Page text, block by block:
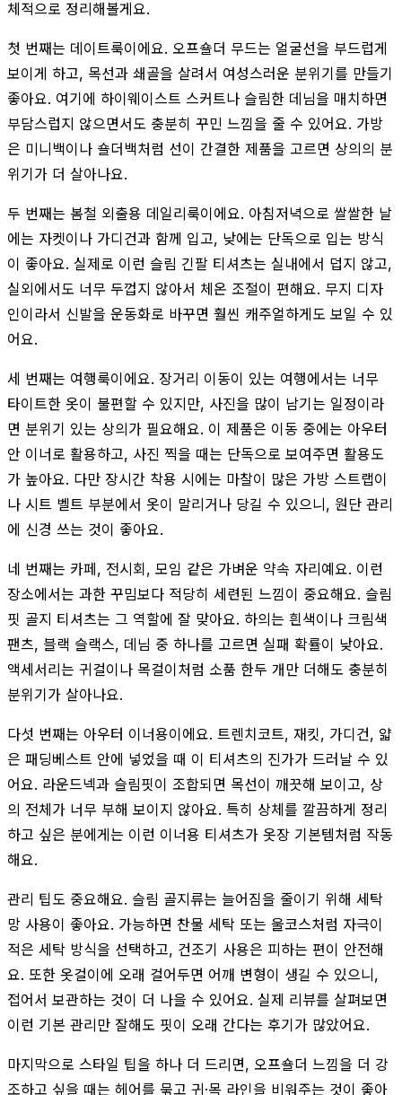
체적으로 정리해볼게요.
첫 번째는 데이트룩이에요. 오프숄더 무드는 얼굴선을 부드럽게
보이게 하고, 목선과 쇄골을 살려서 여성스러운 분위기를 만들기
좋아요. 여기에 하이웨이스트 스커트나 슬림한 데님을 매치하면
부담스럽지 않으면서도 충분히 꾸민 느낌을 줄 수 있어요. 가방
은 미니백이나 숄더백처럼 선이 간결한 제품을 고르면 상의의 분
위기가 더 살아나요.
두 번째는 봄철 외출용 데일리룩이에요. 아침저녁으로 쌀쌀한 날
에는 자켓이나 가디건과 함께 입고, 낮에는 단독으로 입는 방식
이 좋아요. 실제로 이런 슬림 긴팔 티셔츠는 실내에서 덥지 않고,
실외에서도 너무 두껍지 않아서 체온 조절이 편해요. 무지 디자
인이라서 신발을 운동화로 바꾸면 훨씬 캐주얼하게도 보일 수 있
어요.
세 번째는 여행룩이에요. 장거리 이동이 있는 여행에서는 너무
타이트한 옷이 불편할 수 있지만, 사진을 많이 남기는 일정이라
면 분위기 있는 상의가 필요해요. 이 제품은 이동 중에는 아우터
안 이너로 활용하고, 사진 찍을 때는 단독으로 보여주면 활용도
가 높아요. 다만 장시간 착용 시에는 마찰이 많은 가방 스트랩이
나 시트 벨트 부분에서 옷이 말리거나 당길 수 있으니, 원단 관리
에 신경 쓰는 것이 좋아요.
네 번째는 카페, 전시회, 모임 같은 가벼운 약속 자리예요. 이런
장소에서는 과한 꾸밈보다 적당히 세련된 느낌이 중요해요. 슬림
핏 골지 티셔츠는 그 역할에 잘 맞아요. 하의는 흰색이나 크림색
팬츠, 블랙 슬랙스, 데님 중 하나를 고르면 실패 확률이 낮아요.
액세서리는 귀걸이나 목걸이처럼 소품 한두 개만 더해도 충분히
분위기가 살아나요.
다섯 번째는 아우터 이너용이에요. 트렌치코트, 재킷, 가디건, 얇
은 패딩베스트 안에 넣었을 때 이 티셔츠의 진가가 드러날 수 있
어요. 라운드넥과 슬림핏이 조합되면 목선이 깨끗해 보이고, 상
의 전체가 너무 부해 보이지 않아요. 특히 상체를 깔끔하게 정리
하고 싶은 분에게는 이런 이너용 티셔츠가 옷장 기본템처럼 작동
해요.
관리 팁도 중요해요. 슬림 골지류는 늘어짐을 줄이기 위해 세탁
망 사용이 좋아요. 가능하면 찬물 세탁 또는 울코스처럼 자극이
적은 세탁 방식을 선택하고, 건조기 사용은 피하는 편이 안전해
요. 또한 옷걸이에 오래 걸어두면 어깨 변형이 생길 수 있으니,
접어서 보관하는 것이 더 나을 수 있어요. 실제 리뷰를 살펴보면
이런 기본 관리만 잘해도 핏이 오래 간다는 후기가 많았어요.
마지막으로 스타일 팁을 하나 더 드리면, 오프숄더 느낌을 더 강
조하고 싶을 때는 헤어를 묶고 귀·목 라인을 비워주는 것이 좋아